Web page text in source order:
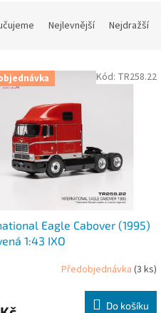
Nejlevnější Nejdražší
Eagle Cabover (1995)
1:43 IXO
Předobjednávka (3 ks)
Do košíku
Kód: TR258.22